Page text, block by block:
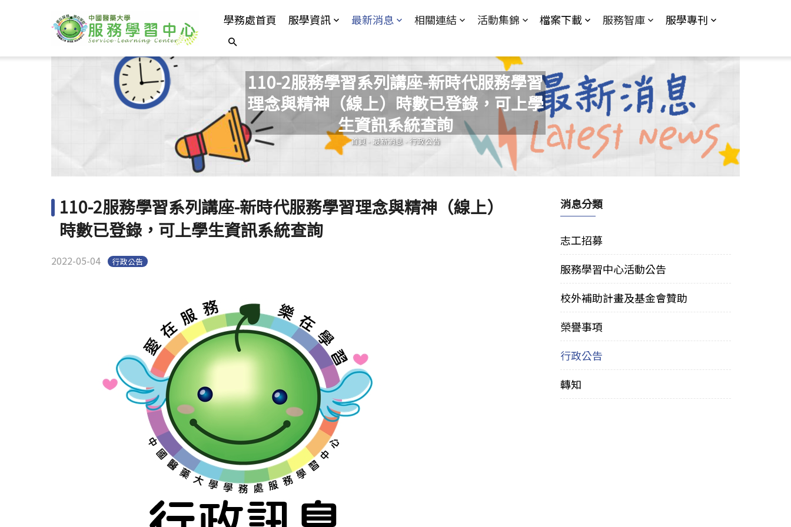
學務處首頁 服學資訊 最新消息 相關連結 活動集錦 檔案下載 服務智庫 服學專刊
110-2服務學習系列講座-新時代服務學習
理念與精神（線上）時數已登錄，可上學
生資訊系統查詢
您在這裡
首頁 - 最新消息 -行政公告
110-2服務學習系列講座-新時代服務學習理念與精神（線上）
時數已登錄，可上學生資訊系統查詢
2022-05-04 行政公告
消息分類
志工招募
服務學習中心活動公告
校外補助計畫及基金會贊助
榮譽事項
行政公告
轉知